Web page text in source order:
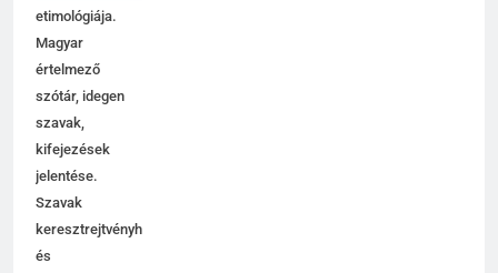
etimológiája.
Magyar
értelmező
szótár, idegen
szavak,
kifejezések
jelentése.
Szavak
keresztrejtvényhez
és